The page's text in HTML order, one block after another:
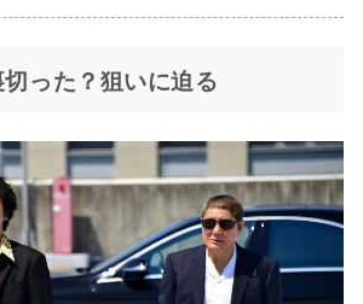
った？狙いに迫る